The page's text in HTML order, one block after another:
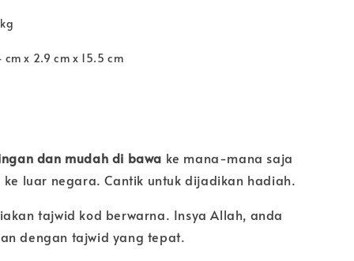
cm x 2.9 cm x 15.5 cm
dan mudah di bawa ke mana-mana saja
ke luar negara. Cantik untuk dijadikan hadiah.
tajwid kod berwarna. Insya Allah, anda
dengan tajwid yang tepat.